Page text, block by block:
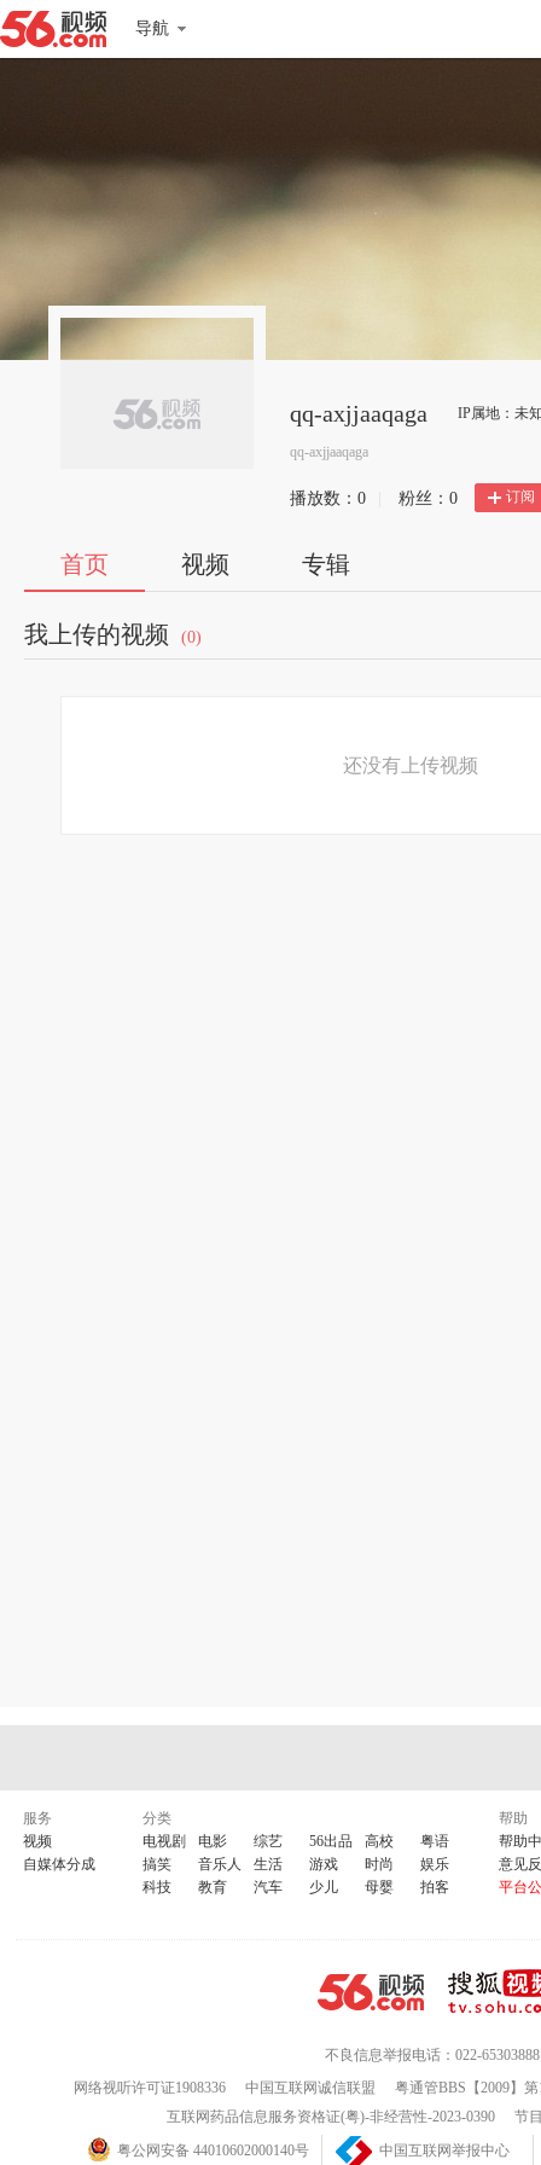
导航
qq-axjjaaqaga IP属地：未
qq-axjjaaqaga
播放数： 0 粉丝： 0 订阅
首页 视频 专辑
我上传的视频 (0)
还没有上传视频
服务
视频
自媒体分成
分类
电视剧
电影 综艺 56出品 高校
粤语
搞笑
音乐人 生活 游戏 时尚
娱乐
科技
教育 汽车 少儿 母婴 拍客
帮助
帮助
意见
平台
不良信息举报电话：022-65303888
网络视听许可证1908336
中国互联网诚信联盟
粤通管BBS【2009】
互联网药品信息服务资格证(粤)-非经营性-2023-0390
节
粤公网安备 44010602000140号
中国互联网举报中心